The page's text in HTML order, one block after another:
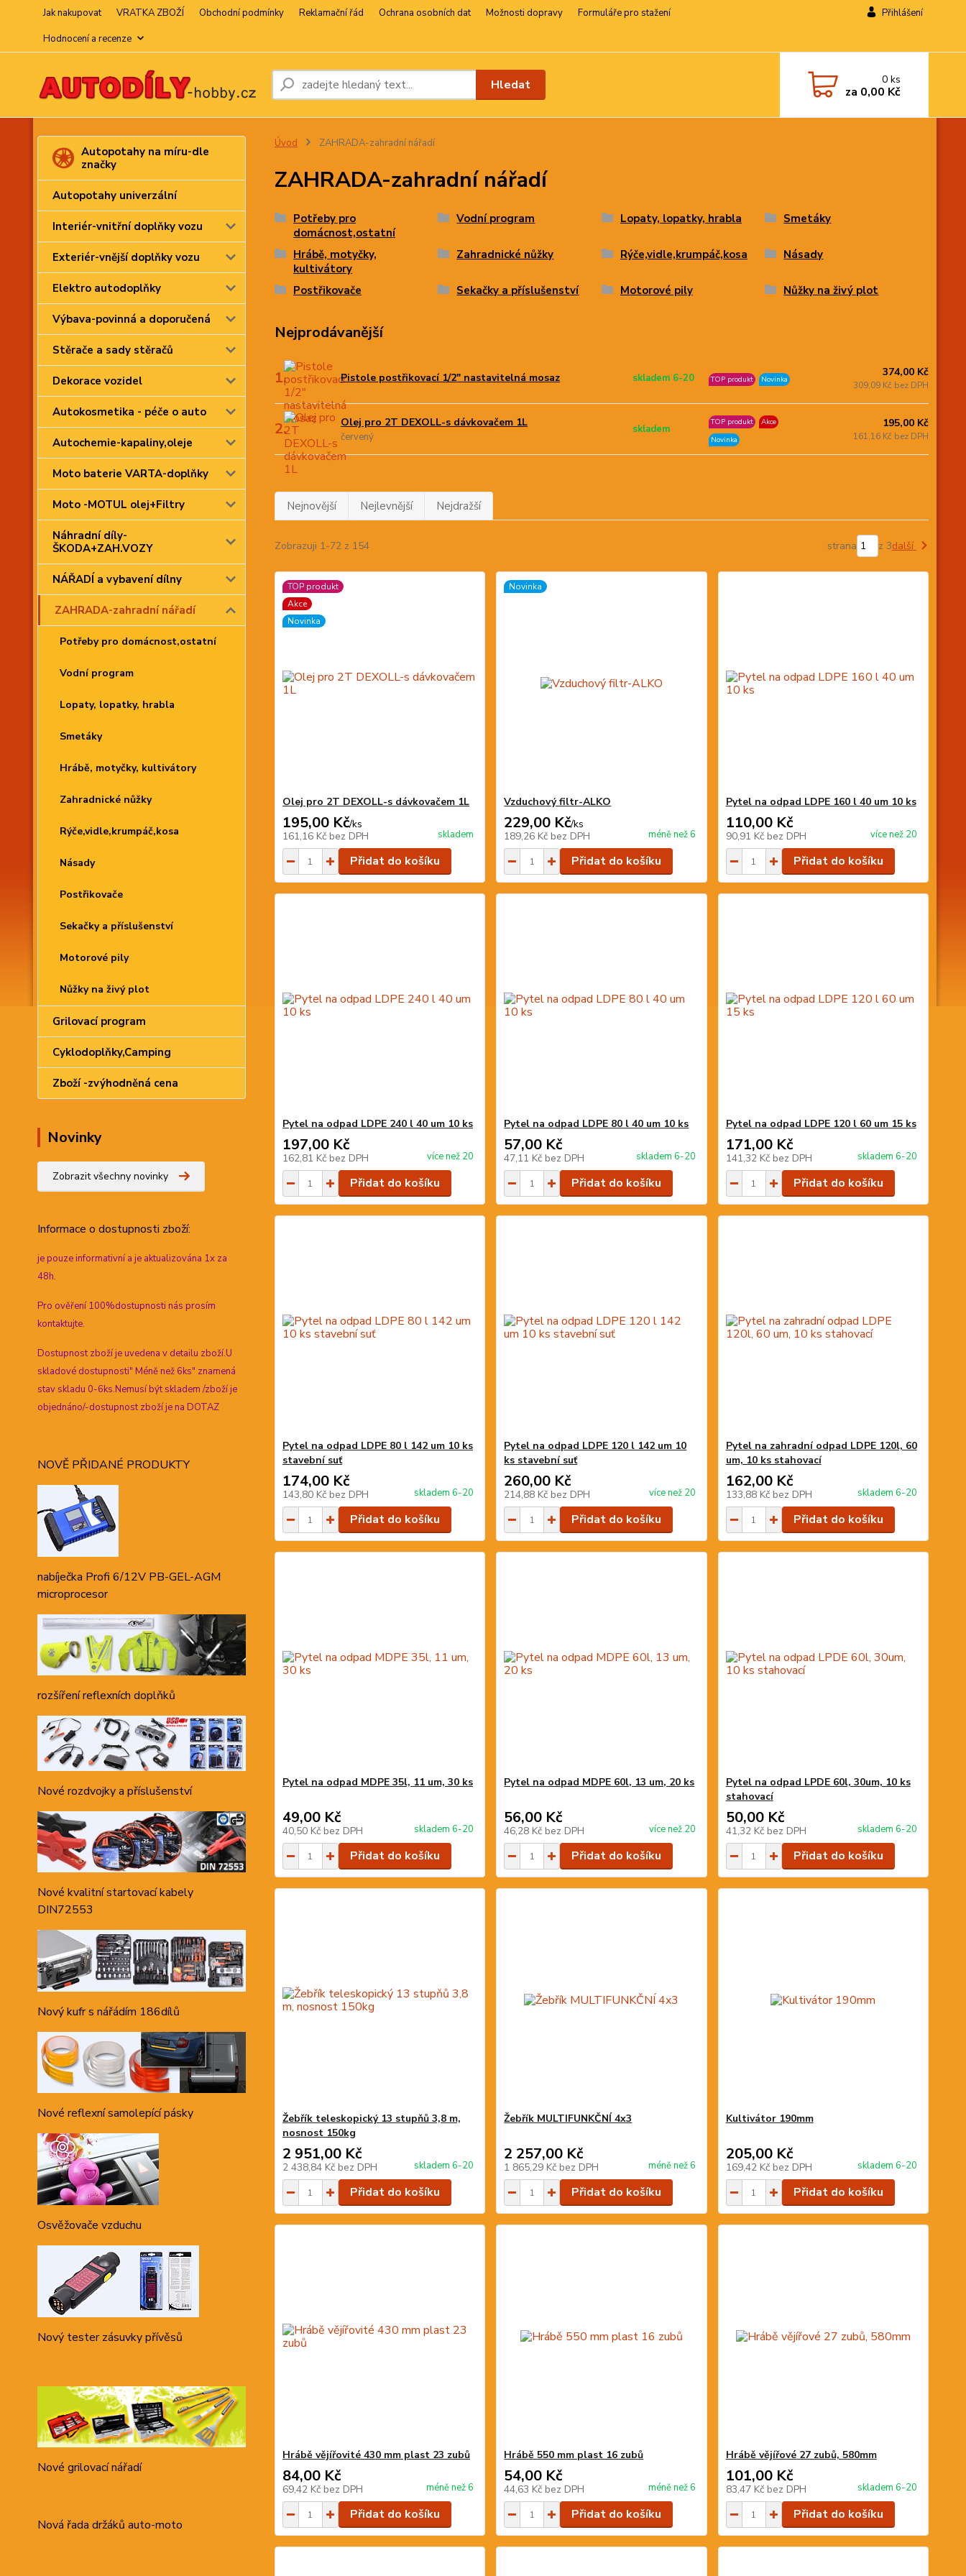
Jak nakupovat VRATKA ZBOŽÍ Obchodní podmínky Reklamační řád Ochrana osobních dat Možnosti dopravy
Formuláře pro stažení
Hodnocení a recenze
Přihlášení
Hledat 0ks
za 0,00 Kč
Autopotahy na míru-dle
značky
Autopotahy univerzální
Interiér-vnitřní doplňky vozu
Exteriér-vnější doplňky vozu
Elektro autodoplňky
Výbava-povinná a doporučená
Stěrače a sady stěračů
Dekorace vozidel
Autokosmetika - péče o auto
Autochemie-kapaliny,oleje
Moto baterie VARTA-doplňky
Moto -MOTUL olej+Filtry
Náhradní díly-
ŠKODA+ZAH.VOZY
NÁŘADÍ a vybavení dílny
ZAHRADA-zahradní nářadí
Potřeby pro domácnost,ostatní
Vodní program
Lopaty, lopatky, hrabla
Smetáky
Hrábě, motyčky, kultivátory
Zahradnické nůžky
Rýče,vidle,krumpáč,kosa
Násady
Postřikovače
Sekačky a příslušenství
Motorové pily
Nůžky na živý plot
Grilovací program
Cyklodoplňky,Camping
Zboží -zvýhodněná cena
Novinky
Zobrazit všechny novinky
Informace o dostupnosti zboží:
je pouze informativní a je aktualizována 1x za
48h.
Pro ověření 100%dostupnosti nás prosím
kontaktujte.
Dostupnost zboží je uvedena v detailu zboží.U
skladové dostupnosti" Méně než 6ks" znamená
stav skladu 0-6ks.Nemusí být skladem /zboží je
objednáno/-dostupnost zboží je na DOTAZ
NOVĚ PŘIDANÉ PRODUKTY
nabíječka Profi 6/12V PB-GEL-AGM
microprocesor
rozšíření reflexních doplňků
Nové rozdvojky a příslušenství
Nové kvalitní startovací kabely
DIN72553
Nový kufr s nářádím 186dílů
Nové reflexní samolepící pásky
Osvěžovače vzduchu
Nový tester zásuvky přívěsů
Nové grilovací nářadí
Nová řada držáků auto-moto
Úvod ZAHRADA-zahradní nářadí
ZAHRADA-zahradní nářadí
Potřeby pro
domácnost,ostatní
Vodní program Lopaty, lopatky, hrabla Smetáky
Hrábě, motyčky,
kultivátory
Zahradnické nůžky Rýče,vidle,krumpáč,kosa Násady
Postřikovače Sekačky a příslušenství Motorové pily Nůžky na živý plot
Nejprodávanější
1. Pistole postřikovací 1/2" nastavitelná mosaz skladem 6-20 TOP produkt Novinka
374,00 Kč
309,09 Kč bez DPH
2. Olej pro 2T DEXOLL-s dávkovačem 1L
červený
skladem
TOP produkt
Akce
Novinka
195,00 Kč
161,16 Kč bez DPH
Nejnovější Nejlevnější Nejdražší
Zobrazuji 1-72 z 154 strana z 3další
TOP produkt
Akce
Novinka
Olej pro 2T DEXOLL-s dávkovačem 1L
195,00 Kč/ks
161,16 Kč bez DPH skladem
Přidat do košíku
Novinka
Vzduchový filtr-ALKO
229,00 Kč/ks
189,26 Kč bez DPH méně než 6
Přidat do košíku
Pytel na odpad LDPE 160 l 40 um 10 ks
110,00 Kč
90,91 Kč bez DPH více než 20
Přidat do košíku
Pytel na odpad LDPE 240 l 40 um 10 ks
197,00 Kč
162,81 Kč bez DPH více než 20
Přidat do košíku
Pytel na odpad LDPE 80 l 40 um 10 ks
57,00 Kč
47,11 Kč bez DPH skladem 6-20
Přidat do košíku
Pytel na odpad LDPE 120 l 60 um 15 ks
171,00 Kč
141,32 Kč bez DPH skladem 6-20
Přidat do košíku
Pytel na odpad LDPE 80 l 142 um 10 ks
stavební suť
174,00 Kč
143,80 Kč bez DPH skladem 6-20
Přidat do košíku
Pytel na odpad LDPE 120 l 142 um 10
ks stavební suť
260,00 Kč
214,88 Kč bez DPH více než 20
Přidat do košíku
Pytel na zahradní odpad LDPE 120l, 60
um, 10 ks stahovací
162,00 Kč
133,88 Kč bez DPH skladem 6-20
Přidat do košíku
Pytel na odpad MDPE 35l, 11 um, 30 ks
49,00 Kč
40,50 Kč bez DPH skladem 6-20
Přidat do košíku
Pytel na odpad MDPE 60l, 13 um, 20 ks
56,00 Kč
46,28 Kč bez DPH více než 20
Přidat do košíku
Pytel na odpad LPDE 60l, 30um, 10 ks
stahovací
50,00 Kč
41,32 Kč bez DPH skladem 6-20
Přidat do košíku
Žebřík teleskopický 13 stupňů 3,8 m,
nosnost 150kg
2 951,00 Kč
2 438,84 Kč bez DPH skladem 6-20
Přidat do košíku
Žebřík MULTIFUNKČNÍ 4x3
2 257,00 Kč
1 865,29 Kč bez DPH méně než 6
Přidat do košíku
Kultivátor 190mm
205,00 Kč
169,42 Kč bez DPH skladem 6-20
Přidat do košíku
Hrábě vějířovité 430 mm plast 23 zubů
84,00 Kč
69,42 Kč bez DPH méně než 6
Přidat do košíku
Hrábě 550 mm plast 16 zubů
54,00 Kč
44,63 Kč bez DPH méně než 6
Přidat do košíku
Hrábě vějířové 27 zubů, 580mm
101,00 Kč
83,47 Kč bez DPH skladem 6-20
Přidat do košíku